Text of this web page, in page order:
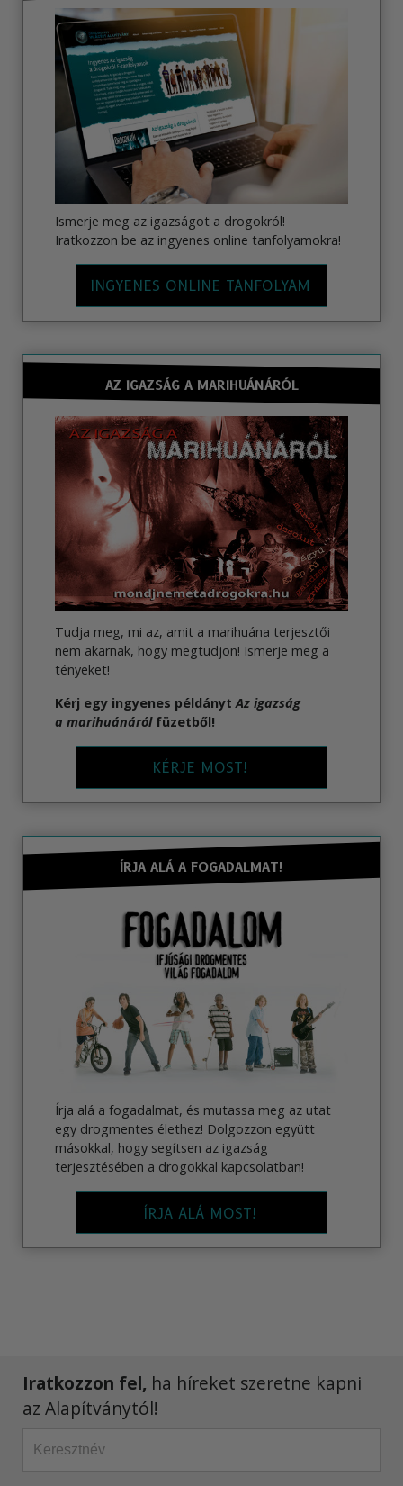
Ismerje meg az igazságot a drogokról!
Iratkozzon be az ingyenes online tanfolyamokra!
INGYENES ONLINE TANFOLYAM
AZ IGAZSÁG A MARIHUÁNÁRÓL
Tudja meg, mi az, amit a marihuána terjesztői
nem akarnak, hogy megtudjon! Ismerje meg a
tényeket!
Kérj egy ingyenes példányt Az igazság
a marihuánárólfüzetből!
KÉRJE MOST!
ÍRJA ALÁ A FOGADALMAT!
Írja alá a fogadalmat, és mutassa meg az utat
egy drogmentes élethez! Dolgozzon együtt
másokkal, hogy segítsen az igazság
terjesztésében a drogokkal kapcsolatban!
ÍRJA ALÁ MOST!
Iratkozzon fel, ha híreket szeretne kapni
az Alapítványtól!